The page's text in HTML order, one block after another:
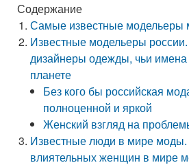
Содержание
Самые известные модельеры
Известные модельеры
дизайнеры одежды, чьи имена
планете
Без кого бы российская
полноценной и яркой
Женский взгляд на
Известные люди в мире
влиятельных женщин в мире